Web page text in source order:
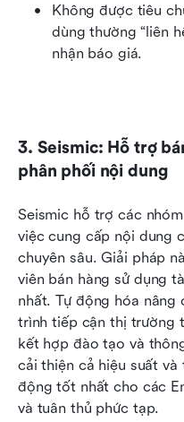
Không được tiêu
dùng thường “liên
nhận báo giá.
3. Seismic: Hỗ trợ
phân phối nội dung
Seismic hỗ trợ các
việc cung cấp nội dung
chuyên sâu. Giải pháp
viên bán hàng sử dụng
nhất. Tự động hóa
trình tiếp cận thị trường
kết hợp đào tạo và
cải thiện cả hiệu suất
động tốt nhất cho các
và tuân thủ phức tạp.